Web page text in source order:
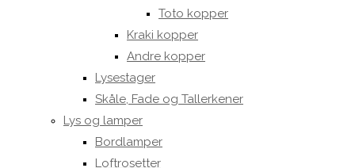
Toto kopper
Kraki kopper
Andre kopper
Lysestager
Skåle, Fade og Tallerkener
Lys og lamper
Bordlamper
Loftrosetter